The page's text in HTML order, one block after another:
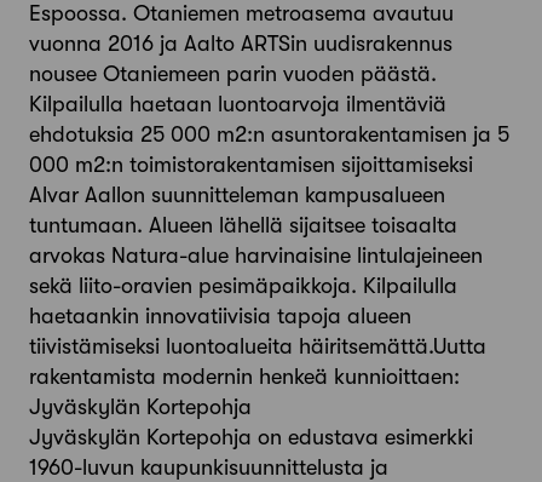
Espoossa. Otaniemen metroasema avautuu
vuonna 2016 ja Aalto ARTSin uudisrakennus
nousee Otaniemeen parin vuoden päästä.
Kilpailulla haetaan luontoarvoja ilmentäviä
ehdotuksia 25 000 m2:n asuntorakentamisen ja 5
000 m2:n toimistorakentamisen sijoittamiseksi
Alvar Aallon suunnitteleman kampusalueen
tuntumaan. Alueen lähellä sijaitsee toisaalta
arvokas Natura-alue harvinaisine lintulajeineen
sekä liito-oravien pesimäpaikkoja. Kilpailulla
haetaankin innovatiivisia tapoja alueen
tiivistämiseksi luontoalueita häiritsemättä.Uutta
rakentamista modernin henkeä kunnioittaen:
Jyväskylän Kortepohja
Jyväskylän Kortepohja on edustava esimerkki
1960-luvun kaupunkisuunnittelusta ja